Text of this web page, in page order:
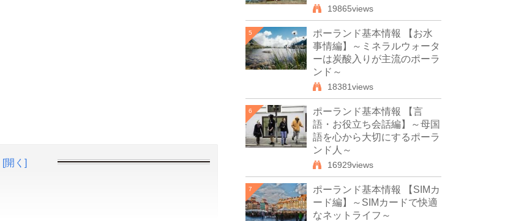
[開く]
19865views
5
ポーランド基本情報 【お水
事情編】～ミネラルウォータ
ーは炭酸入りが主流のポーラ
ンド～
18381views
6
ポーランド基本情報 【言
語・お役立ち会話編】～母国
語を心から大切にするポーラ
ンド人～
16929views
7
ポーランド基本情報 【SIMカ
ード編】～SIMカードで快適
なネットライフ～